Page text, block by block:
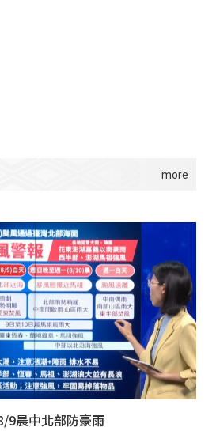
9晨中北部防豪雨